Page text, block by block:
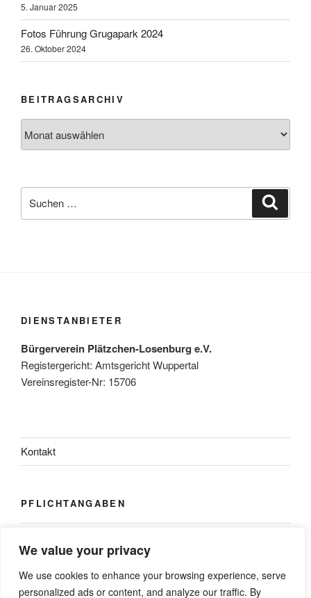
We value your privacy
We use cookies to enhance your browsing experience, serve
personalized ads or content, and analyze our traffic. By
5. Januar 2025
Fotos Führung Grugapark 2024
26. Oktober 2024
BEITRAGSARCHIV
nach:
DIENSTANBIETER
Bürgerverein Plätzchen-Losenburg e.V.
Registergericht: Amtsgericht Wuppertal
Vereinsregister-Nr: 15706
Kontakt
PFLICHTANGABEN